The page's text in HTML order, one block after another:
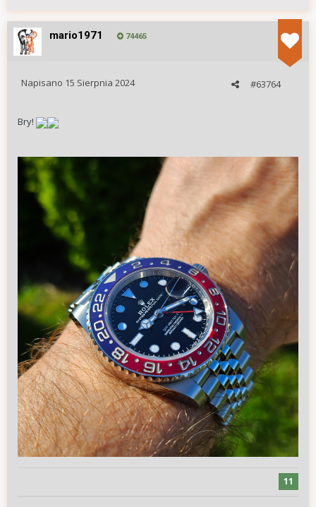
mario1971 74465
#63764
Napisano 15 Sierpnia 2024
Bry!
11